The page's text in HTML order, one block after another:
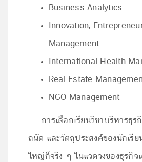
Business Analytics
Innovation,
Management
International Health
Real Estate
NGO Management
การเลือกเรียนวิชาบริหารธุร
ถนัด และวัตถุประสงค์ของนักเรี
ใหญ่ก็จริง ๆ ในแวดวงของธุรกิจเ